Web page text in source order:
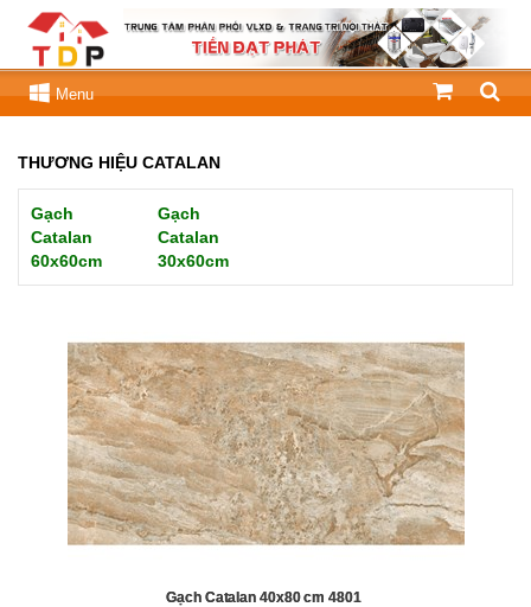
THƯƠNG HIỆU CATALAN
Gạch
Catalan
60x60cm
Gạch
Catalan
30x60cm
Gạch Catalan 40x80 cm 4801
Menu